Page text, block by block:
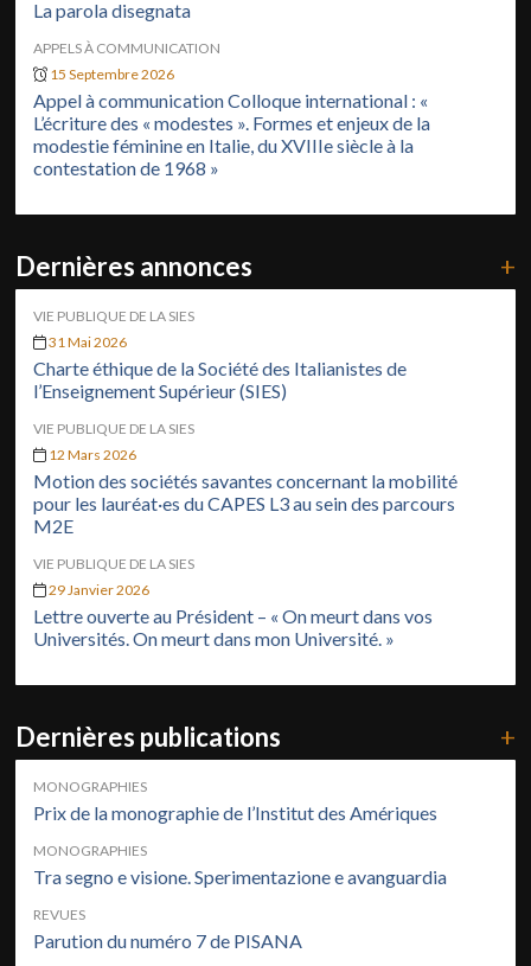
La parola disegnata
APPELS À COMMUNICATION
15 Septembre 2026
Appel à communication Colloque international : «
L’écriture des « modestes ». Formes et enjeux de la
modestie féminine en Italie, du XVIIIe siècle à la
contestation de 1968 »
Dernières annonces +
VIE PUBLIQUE DE LA SIES
31 Mai 2026
Charte éthique de la Société des Italianistes de
l’Enseignement Supérieur (SIES)
VIE PUBLIQUE DE LA SIES
12 Mars 2026
Motion des sociétés savantes concernant la mobilité
pour les lauréat·es du CAPES L3 au sein des parcours
M2E
VIE PUBLIQUE DE LA SIES
29 Janvier 2026
Lettre ouverte au Président – « On meurt dans vos
Universités. On meurt dans mon Université. »
Dernières publications +
MONOGRAPHIES
Prix de la monographie de l’Institut des Amériques
MONOGRAPHIES
Tra segno e visione. Sperimentazione e avanguardia
REVUES
Parution du numéro 7 de PISANA